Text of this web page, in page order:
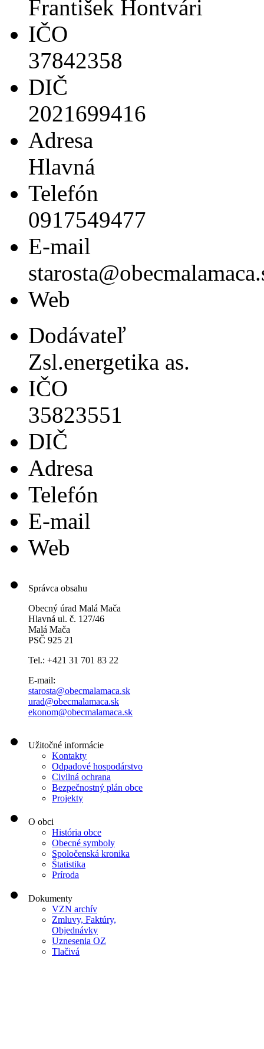
František Hontvári
IČO
37842358
DIČ
2021699416
Adresa
Hlavná
Telefón
0917549477
E-mail
Web
Dodávateľ
Zsl.energetika as.
IČO
35823551
DIČ
Adresa
Telefón
E-mail
Web
Správca obsahu
Obecný úrad Malá Mača
Hlavná ul. č. 127/46
Malá Mača
PSČ 925 21
Tel.: +421 31 701 83 22
E-mail:
starosta@obecmalamaca.sk
urad@obecmalamaca.sk
ekonom@obecmalamaca.sk
Užitočné informácie
Kontakty
Odpadové hospodárstvo
Civilná ochrana
Bezpečnostný plán obce
Projekty
O obci
História obce
Obecné symboly
Spoločenská kronika
Štatistika
Príroda
Dokumenty
VZN archív
Zmluvy, Faktúry,
Objednávky
Uznesenia OZ
Tlačivá